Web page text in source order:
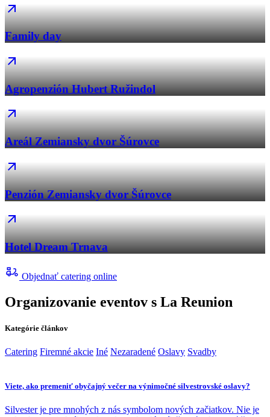
Family day
Agropenzión Hubert Ružindol
Areál Zemiansky dvor Šúrovce
Penzión Zemiansky dvor Šúrovce
Hotel Dream Trnava
Objednať catering online
Organizovanie eventov s La Reunion
Kategórie článkov
Catering Firemné akcie Iné Nezaradené Oslavy Svadby
Viete, ako premeniť obyčajný večer na výnimočné silvestrovské oslavy?
Silvester je pre mnohých z nás symbolom nových začiatkov. Nie je